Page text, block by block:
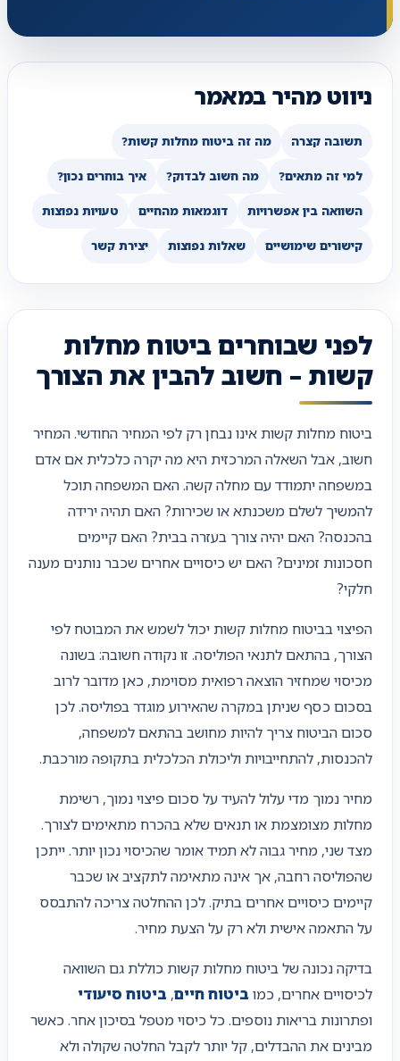
ניווט מהיר במאמר
תשובה קצרה מה זה ביטוח מחלות קשות?
למי זה מתאים? מה חשוב לבדוק? איך בוחרים נכון?
השוואה בין אפשרויות דוגמאות מהחיים טעויות נפוצות
קישורים שימושיים שאלות נפוצות יצירת קשר
לפני שבוחרים ביטוח מחלות
קשות – חשוב להבין את הצורך
ביטוח מחלות קשות אינו נבחן רק לפי המחיר החודשי. המחיר
חשוב, אבל השאלה המרכזית היא מה יקרה כלכלית אם אדם
במשפחה יתמודד עם מחלה קשה. האם המשפחה תוכל
להמשיך לשלם משכנתא או שכירות? האם תהיה ירידה
בהכנסה? האם יהיה צורך בעזרה בבית? האם קיימים
חסכונות זמינים? האם יש כיסויים אחרים שכבר נותנים מענה
חלקי?
הפיצוי בביטוח מחלות קשות יכול לשמש את המבוטח לפי
הצורך, בהתאם לתנאי הפוליסה. זו נקודה חשובה: בשונה
מכיסוי שמחזיר הוצאה רפואית מסוימת, כאן מדובר לרוב
בסכום כסף שניתן במקרה שהאירוע מוגדר בפוליסה. לכן
סכום הביטוח צריך להיות מחושב בהתאם למשפחה,
להכנסות, להתחייבויות וליכולת הכלכלית בתקופה מורכבת.
מחיר נמוך מדי עלול להעיד על סכום פיצוי נמוך, רשימת
מחלות מצומצמת או תנאים שלא בהכרח מתאימים לצורך.
מצד שני, מחיר גבוה לא תמיד אומר שהכיסוי נכון יותר. ייתכן
שהפוליסה רחבה, אך אינה מתאימה לתקציב או שכבר
קיימים כיסויים אחרים בתיק. לכן ההחלטה צריכה להתבסס
על התאמה אישית ולא רק על הצעת מחיר.
בדיקה נכונה של ביטוח מחלות קשות כוללת גם השוואה
לכיסויים אחרים, כמוביטוח חיים, ביטוח סיעודי
ופתרונות בריאות נוספים. כל כיסוי מטפל בסיכון אחר. כאשר
מבינים את ההבדלים, קל יותר לקבל החלטה שקולה ולא